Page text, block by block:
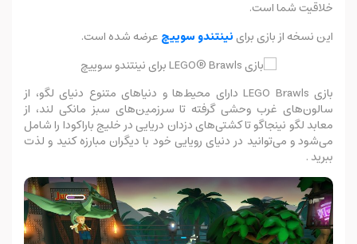
خلاقیت شما است.
این نسخه از بازی براینینتندو سوییچ عرضه شده است.
بازی LEGO Brawls دارای محیط‌ها و دنیاهای متنوع دنیای لگو، از
سالون‌های غرب وحشی گرفته تا سرزمین‌های سبز مانکی لند، از
معابد لگو نینجاگو تا کشتی‌های دزدان دریایی در خلیج باراکودا را شامل
می‌شود و می‌توانید در دنیای رویایی خود با دیگران مبارزه کنید و لذت
ببرید .